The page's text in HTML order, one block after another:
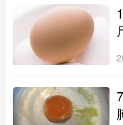
吸水性较差。3、绿豆淀